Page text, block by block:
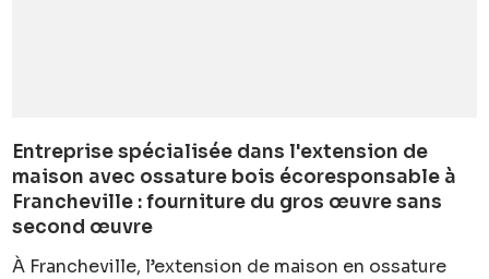
Entreprise spécialisée dans l'extension de
maison avec ossature bois écoresponsable à
Francheville : fourniture du gros œuvre sans
second œuvre
À Francheville, l’extension de maison en ossature